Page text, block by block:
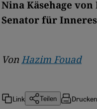
Nina Käsehage
Senator für
Von Hazim Fouad
Link Teilen Drucken